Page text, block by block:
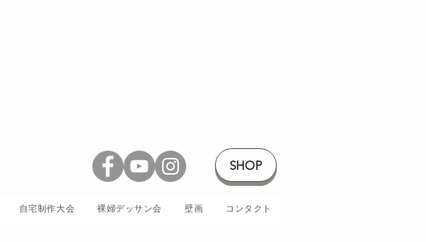
SHOP
自宅制作大会 裸婦デッサン会 壁画 コンタクト